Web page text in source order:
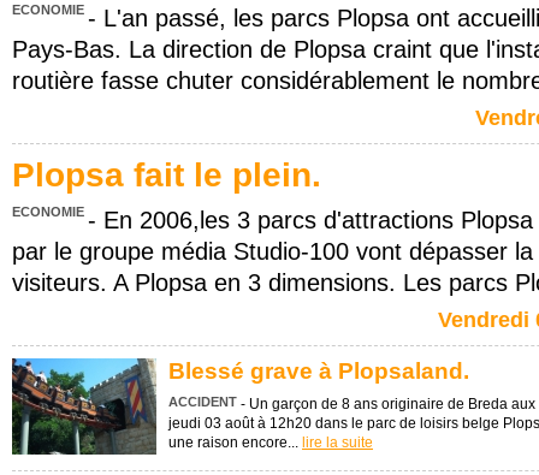
ECONOMIE - L'an passé, les parcs Plopsa ont
Pays-Bas. La direction de Plopsa craint que
routière fasse chuter considérablement le
Plopsa fait le plein.
ECONOMIE - En 2006,les 3 parcs d'attractions
par le groupe média Studio-100 vont dépasser
visiteurs. A Plopsa en 3 dimensions. Les parcs
Vendredi
Blessé grave à Plopsaland.
ACCIDENT - Un garçon de 8 ans originaire de Breda
jeudi 03 août à 12h20 dans le parc de loisirs belge
une raison encore... lire la suite